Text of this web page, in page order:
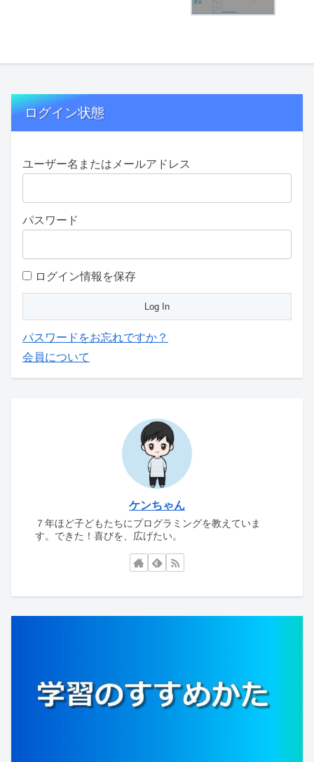
ログイン状態
ユーザー名またはメールアドレス
パスワード
ログイン情報を保存
パスワードをお忘れですか？
会員について
ケンちゃん
７年ほど子どもたちにプログラミングを教えていま
す。できた！喜びを、広げたい。